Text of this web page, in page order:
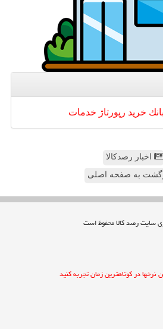
بانك خرید رپورتاژ خدمات
اخبار رصدکالا
به صفحه اصلی
نرخها در کوتاهترین زمان تجربه کنید